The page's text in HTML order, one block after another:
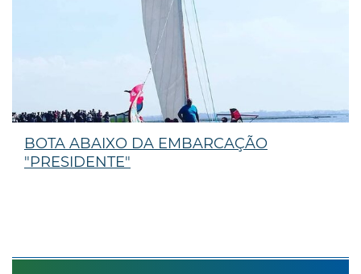
BOTA ABAIXO DA EMBARCAÇÃO
"PRESIDENTE"